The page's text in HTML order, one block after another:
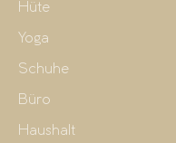
Hüte
Yoga
Schuhe
Büro
Haushalt